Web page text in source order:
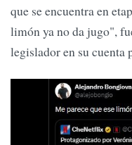
que se encuentra en
limón ya no da jugo",
legislador en su cuenta